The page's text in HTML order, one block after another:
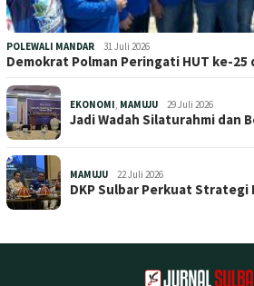
POLEWALI MANDAR 31 Juli 2026
Demokrat Polman Peringati HUT ke-
EKONOMI, MAMUJU 29 Juli 2026
Jadi Wadah Silaturahmi dan
MAMUJU 22 Juli 2026
DKP Sulbar Perkuat